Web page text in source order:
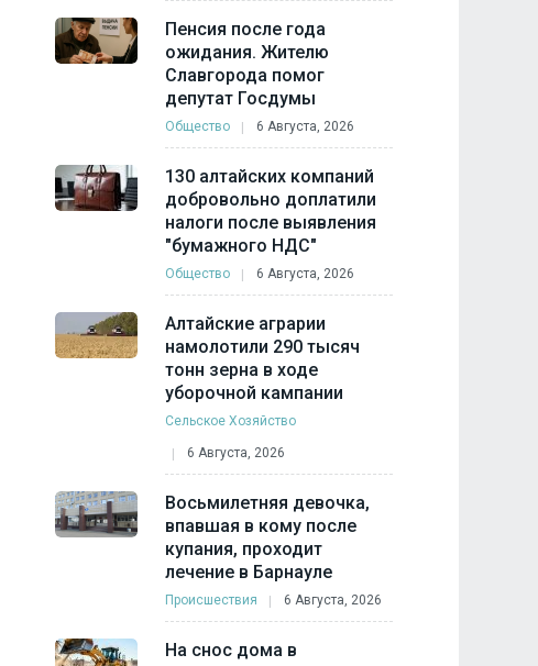
Пенсия после года
ожидания. Жителю
Славгорода помог
депутат Госдумы
Общество 6 Августа, 2026
130 алтайских компаний
добровольно доплатили
налоги после выявления
"бумажного НДС"
Общество 6 Августа, 2026
Алтайские аграрии
намолотили 290 тысяч
тонн зерна в ходе
уборочной кампании
Сельское Хозяйство
6 Августа, 2026
Восьмилетняя девочка,
впавшая в кому после
купания, проходит
лечение в Барнауле
Происшествия 6 Августа, 2026
На снос дома в